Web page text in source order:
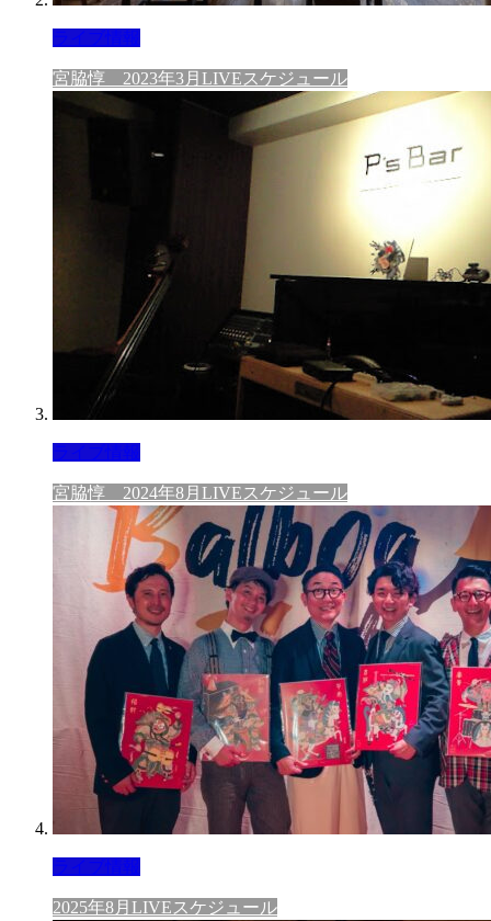
ライブ情報
宮脇惇 2023年3月LIVEスケジュール
ライブ情報
宮脇惇 2024年8月LIVEスケジュール
ライブ情報
2025年8月LIVEスケジュール